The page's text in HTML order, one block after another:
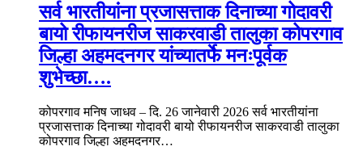
सर्व भारतीयांना प्रजासत्ताक दिनाच्या गोदावरी
बायो रीफायनरीज साकरवाडी तालुका कोपरगाव
जिल्हा अहमदनगर यांच्यातर्फे मनःपूर्वक
शुभेच्छा….
कोपरगाव मनिष जाधव – दि. 26 जानेवारी 2026 सर्व भारतीयांना
प्रजासत्ताक दिनाच्या गोदावरी बायो रीफायनरीज साकरवाडी तालुका
कोपरगाव जिल्हा अहमदनगर…